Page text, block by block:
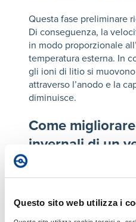
Questo sito web utilizza i
Questa fase preliminare
Di conseguenza, la
in modo proporzionale
temperatura esterna. In
gli ioni di litio si
attraverso l’anodo e la
diminuisce.
Come
invernali di un
moderni veicoli elettrici